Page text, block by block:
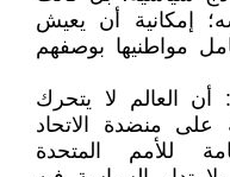
إمكانية أن يعيش
مواطنيها بوصفهم
أن العالم لا يتحرك
منضدة الاتحاد
للأمم المتحدة